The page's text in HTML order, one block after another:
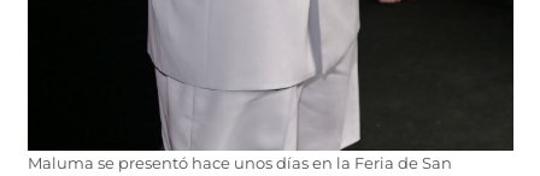
Maluma se presentó hace unos días en la Feria de San